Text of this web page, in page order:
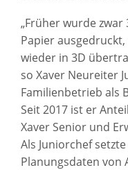
„Früher wurde
Papier
wieder in 3D
so Xaver Neureiter
Familienbetrieb als
Seit 2017 ist er
Xaver Senior und
Als Juniorchef
Planungsdaten von